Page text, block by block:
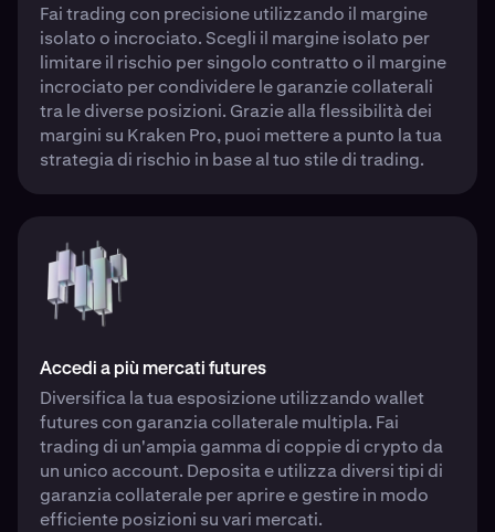
Fai trading con precisione utilizzando il margine
isolato o incrociato. Scegli il margine isolato per
limitare il rischio per singolo contratto o il margine
incrociato per condividere le garanzie collaterali
tra le diverse posizioni. Grazie alla flessibilità dei
margini su Kraken Pro, puoi mettere a punto la tua
strategia di rischio in base al tuo stile di trading.
Accedi a più mercati futures
Diversifica la tua esposizione utilizzando wallet
futures con garanzia collaterale multipla. Fai
trading di un'ampia gamma di coppie di crypto da
un unico account. Deposita e utilizza diversi tipi di
garanzia collaterale per aprire e gestire in modo
efficiente posizioni su vari mercati.